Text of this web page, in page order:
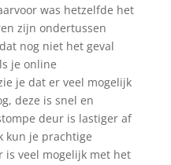
was hetzelfde het
zijn ondertussen
nog niet het geval
je online
je dat er veel mogelijk
deze is snel en
deur is lastiger af
kun je prachtige
is veel mogelijk met het